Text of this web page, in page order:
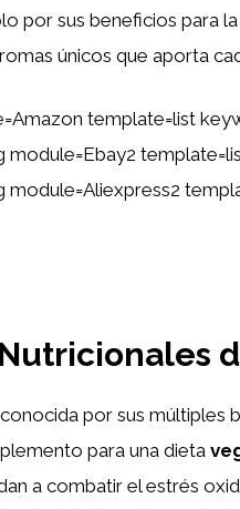
por sus beneficios para
únicos que aporta
template=list
module=Ebay2
module=Aliexpress2
por sus múltiples
para una dieta
a combatir el estrés